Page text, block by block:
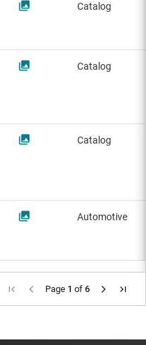
Catalog
Catalog
Catalog
Automotive
Page 1 of 6